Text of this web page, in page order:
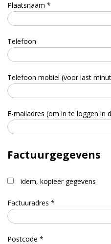
Plaatsnaam *
Telefoon
Telefoon mobiel (voor last
E-mailadres (om in te loggen in
Factuurgegevens
idem, kopieer gegevens
Factuuradres *
Postcode *